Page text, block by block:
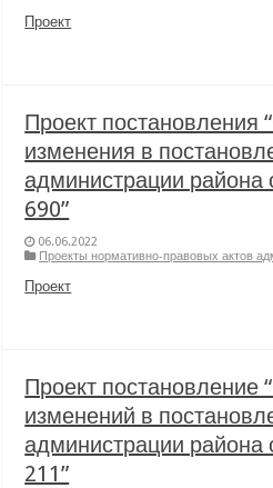
Проект
Проект постановления
изменения в
администрации
690”
06.06.2022
Проекты нормативно-правовых актов
Проект
Проект постановление
изменений в
администрации
211”